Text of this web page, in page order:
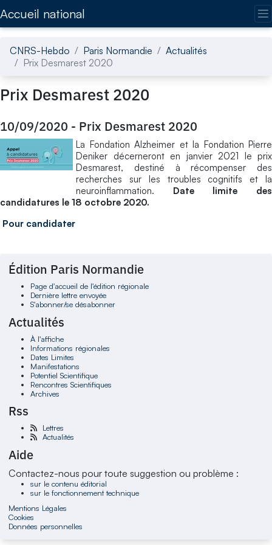
Accueil national
CNRS-Hebdo Paris Normandie
Actualités
Prix Desmarest 2020
Prix Desmarest 2020
10/09/2020 - Prix Desmarest 2020
La Fondation Alzheimer et la Fondation Pierre
Deniker décerneront en janvier 2021 le prix
Desmarest, destiné à récompenser des
recherches sur les troubles cognitifs et la
neuroinflammation. Date limite des
candidatures le 18 octobre 2020.
Pour candidater
Édition Paris Normandie
Page d'accueil de l'édition régionale
Dernière lettre envoyée
S'abonner/se désabonner
Actualités
À l'affiche
Informations régionales
Dates Limites
Manifestations
Potentiel Scientifique
Rencontres Scientifiques
Archives
Rss
Lettres
Actualités
Aide
Contactez-nous pour toute suggestion ou problème :
sur le contenu éditorial
sur le fonctionnement technique
Mentions Légales
Cookies
Données personnelles